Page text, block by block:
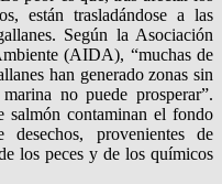
están trasladándose a las
Según la Asociación
(AIDA), “muchas de
han generado zonas sin
no puede prosperar”.
salmón contaminan el fondo
provenientes de
los peces y de los químicos